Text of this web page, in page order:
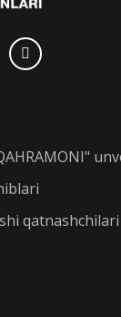
qatnashchilari